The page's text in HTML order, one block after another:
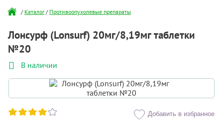
/ Каталог / Противоопухолевые препараты
Лонсурф (Lonsurf) 20мг/8,19мг таблетки
№20
В наличии
Добавить в избранное